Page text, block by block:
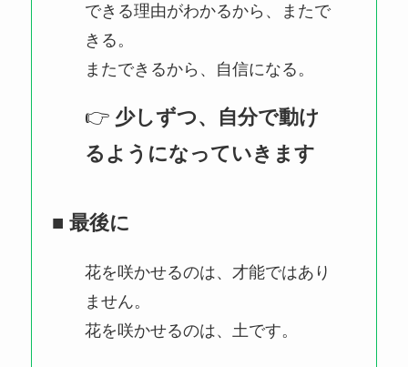
できる理由がわかるから、またで
きる。
またできるから、自信になる。
👉 少しずつ、自分で動け
るようになっていきます
■ 最後に
花を咲かせるのは、才能ではあり
ません。
花を咲かせるのは、土です。